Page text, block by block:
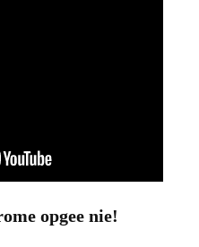
opgee nie!